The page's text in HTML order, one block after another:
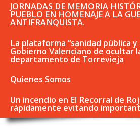
JORNADAS DE MEMORIA
PUEBLO EN HOMENAJE A LA
ANTIFRANQUISTA.
La plataforma “sanidad pública y
Gobierno Valenciano de ocultar
departamento de Torrevieja
Quienes Somos
Un incendio en El Recorral de
rápidamente evitando